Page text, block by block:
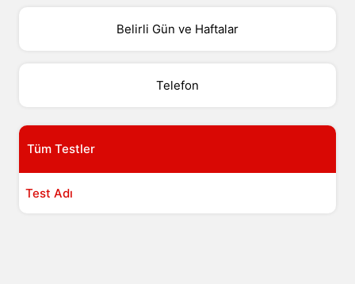
Belirli Gün ve Haftalar
Telefon
Tüm Testler
Test Adı